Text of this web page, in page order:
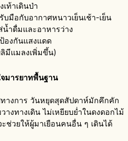
ท้าเดินป่า
มือกับอากาศหนาวเย็นเช้า-เย็น
น้ำดื่มและอาหารว่าง
องกันแสงแดด
มีแมลงเพิ่มขึ้น)
จมารยาทพื้นฐาน
างการ วันหยุดสุดสัปดาห์มักคึกคัก
างทางเดิน ไม่เหยียบย่ำในดงดอกไม้
ช่วยให้ผู้มาเยือนคนอื่น ๆ เดินได้